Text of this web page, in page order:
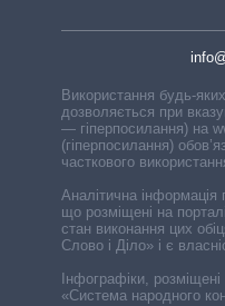
Використання будь-
дозволяється при
— гіперпосилання) на
(гіперпосилання)
часткового
Аналітична інформація
що розміщені на
стан виконання цих
Слово і Діло» і є
Інфографіки,
«Система народного